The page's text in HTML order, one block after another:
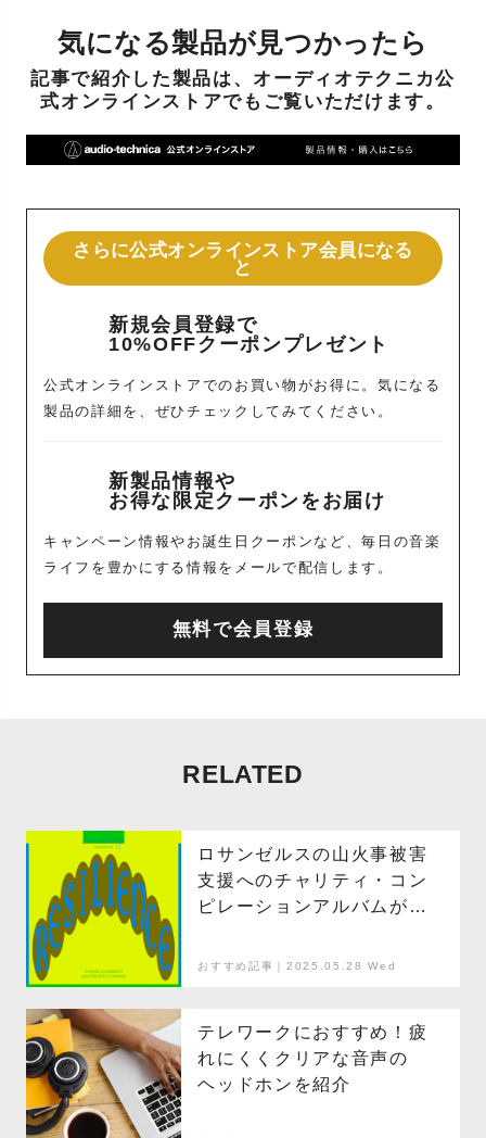
気になる製品が見つかったら
記事で紹介した製品は、オーディオテクニカ公
式オンラインストアでもご覧いただけます。
さらに公式オンラインストア会員になる
と
新規会員登録で
10%OFFクーポンプレゼント
公式オンラインストアでのお買い物がお得に。気になる
製品の詳細を、ぜひチェックしてみてください。
新製品情報や
お得な限定クーポンをお届け
キャンペーン情報やお誕生日クーポンなど、毎日の音楽
ライフを豊かにする情報をメールで配信します。
無料で会員登録
RELATED
ロサンゼルスの山火事被害
支援へのチャリティ・コン
ピレーションアルバムがリ
おすすめ記事｜2025.05.28 Wed
テレワークにおすすめ！疲
れにくくクリアな音声の
ヘッドホンを紹介